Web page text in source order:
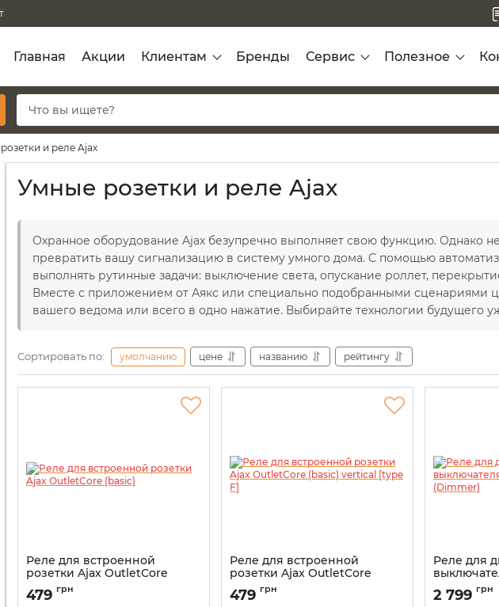
Главная Акции Клиентам Бренды Сервис Полезное
и реле Ajax
Умные розетки и реле Ajax
Охранное оборудование Ajax безупречно выполняет свою функцию. Однако
превратить вашу сигнализацию в систему умного дома. С помощью
выполнять рутинные задачи: выключение света, опускание роллет,
Вместе с приложением от Аякс или специально подобранными сценариями
вашего ведома или всего в одно нажатие. Выбирайте технологии будущего
Сортировать по: умолчанию цене названию рейтингу
Реле для встроенной
розетки Ajax OutletCore
(basic)
Артикул:
479 грн
Реле для встроенной
розетки Ajax OutletCore
(basic) vertical [type F]
Артикул:
479 грн
Реле для
(Dimmer)
Артикул:
2 799 грн